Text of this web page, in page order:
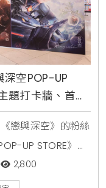
空POP-UP
題打卡牆、首度
戀與深空》的粉絲
UP STORE》即
這場專為「獵
了遊戲中五位令
2,800